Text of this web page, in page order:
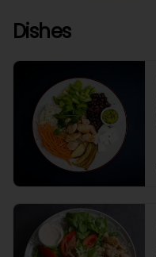
Dishes